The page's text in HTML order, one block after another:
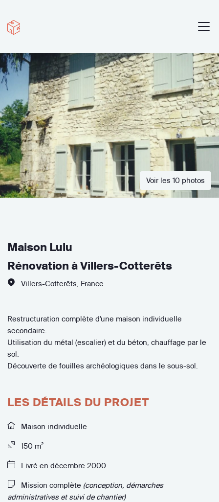
Voir les 10 photos
Maison Lulu
Rénovation à Villers-Cotterêts
Villers-Cotterêts France
Restructuration complète d'une maison individuelle
secondaire.
Utilisation du métal (escalier) et du béton, chauffage par le
sol.
Découverte de fouilles archéologiques dans le sous-sol.
LES DÉTAILS DU PROJET
Maison individuelle
150 m²
Livré en décembre 2000
Mission complète (conception, démarches
administratives et suivi de chantier)